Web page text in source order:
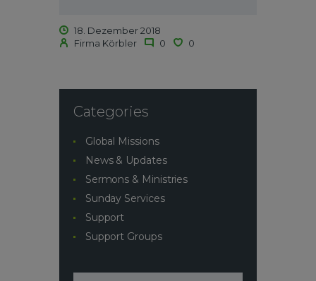
18. Dezember 2018
Firma Körbler
0 0
Categories
Global Missions
News & Updates
Sermons & Ministries
Sunday Services
Support
Support Groups